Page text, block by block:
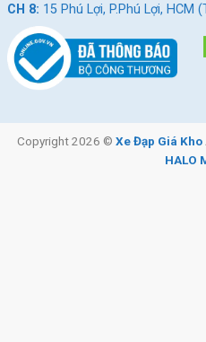
CH 8: 15 Phú Lợi, P.Phú Lợi, HCM
Copyright 2026 © Xe Đạp Giá Kho
HALO